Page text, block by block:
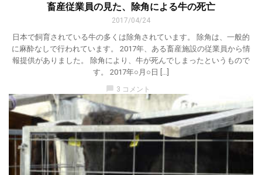
畜産従業員の見た、除角による牛の死亡
2017/04/24
日本で飼育されている牛の多くは除角されています。 除角は、一般的
に麻酔なしで行われています。 2017年、ある畜産施設の従業員から情
報提供がありました。 除角により、牛が死んでしまったというもので
す。 2017年○月○日 […]
3 コメント